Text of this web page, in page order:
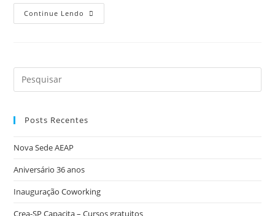
Continue Lendo
Posts Recentes
Nova Sede AEAP
Aniversário 36 anos
Inauguração Coworking
Crea-SP Capacita – Cursos gratuitos